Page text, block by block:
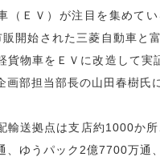
（ＥＶ）が注目を集めてい
販開始された三菱自動車と
貨物車をＥＶに改造して
画部担当部長の山田春樹氏
送拠点は支店約1000か
、ゆうパック2億7700万通